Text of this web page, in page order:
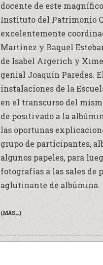
docente de este
Instituto del Patrimonio
excelentemente
Martínez y Raquel
de Isabel Argerich y
genial Joaquín Paredes.
instalaciones de la
en el transcurso del
de positivado a la
las oportunas
grupo de participantes,
algunos papeles, para
fotografías a las sales de
aglutinante de albúmina.
(MÁS…)